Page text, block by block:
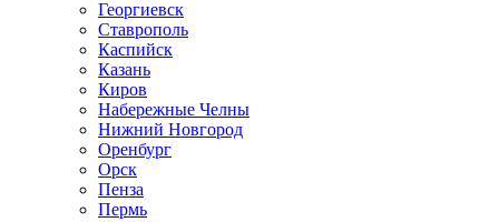
Георгиевск
Ставрополь
Каспийск
Казань
Киров
Набережные Челны
Нижний Новгород
Оренбург
Орск
Пенза
Пермь